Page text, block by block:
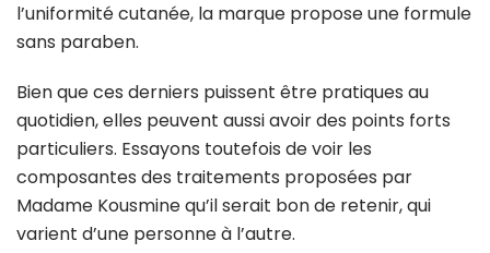
l’uniformité cutanée, la marque propose une formule
sans paraben.
Bien que ces derniers puissent être pratiques au
quotidien, elles peuvent aussi avoir des points forts
particuliers. Essayons toutefois de voir les
composantes des traitements proposées par
Madame Kousmine qu’il serait bon de retenir, qui
varient d’une personne à l’autre.